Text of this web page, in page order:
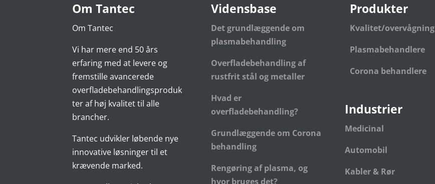
Om Tantec
Om Tantec
Vi har mere end 50 års
erfaring med at levere og
fremstille avancerede
overfladebehandlingsproduk
ter af høj kvalitet til alle
brancher.
Tantec udvikler løbende nye
innovative løsninger til et
krævende marked.
Vidensbase
Det grundlæggende om
plasmabehandling
Overfladebehandling af
rustfrit stål og metaller
Hvad er
overfladebehandling?
Grundlæggende om Corona
behandling
Rengøring af plasma, og
hvor bruges det?
Produkter
Kvalitet/overvågning
Plasmabehandlere
Corona behandlere
Industrier
Medicinal
Automobil
Kabler & Rør